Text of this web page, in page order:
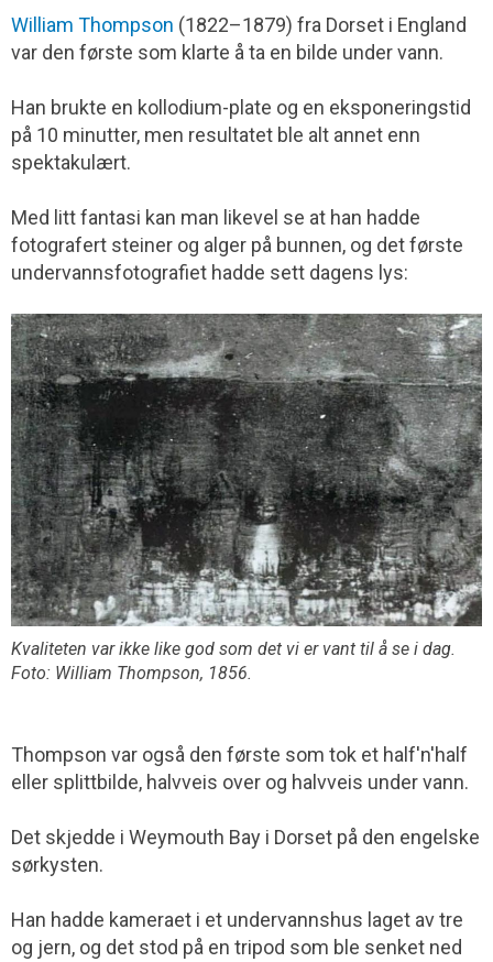
William Thompson (1822–1879) fra Dorset i England
var den første som klarte å ta en bilde under vann.
Han brukte en kollodium-plate og en eksponeringstid
på 10 minutter, men resultatet ble alt annet enn
spektakulært.
Med litt fantasi kan man likevel se at han hadde
fotografert steiner og alger på bunnen, og det første
undervanns­fotografiet hadde sett dagens lys:
Kvaliteten var ikke like god som det vi er vant til å se i dag.
Foto: William Thompson, 1856.
Thompson var også den første som tok et half'n'half
eller splittbilde, halvveis over og halvveis under vann.
Det skjedde i Weymouth Bay i Dorset på den engelske
sørkysten.
Han hadde kameraet i et undervannshus laget av tre
og jern, og det stod på en tripod som ble senket ned